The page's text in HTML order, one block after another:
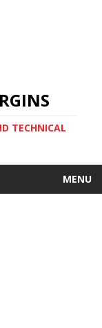
TECHNICAL
MENU